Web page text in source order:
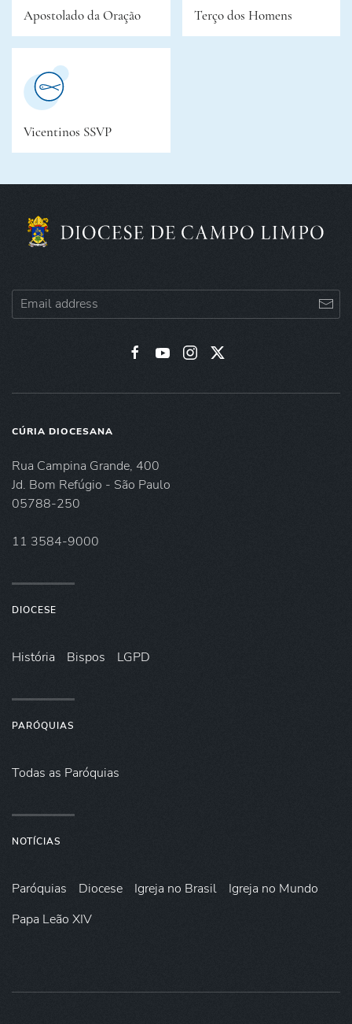
Apostolado da Oração Terço dos Homens
Vicentinos SSVP
CÚRIA DIOCESANA
Rua Campina Grande, 400
Jd. Bom Refúgio - São Paulo
05788-250
11 3584-9000
DIOCESE
História Bispos LGPD
PARÓQUIAS
Todas as Paróquias
NOTÍCIAS
Paróquias Diocese Igreja no Brasil
Igreja no Mundo
Papa Leão XIV